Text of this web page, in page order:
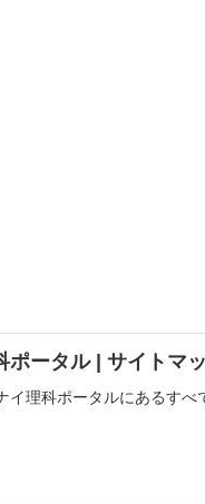
ポータル | サイトマ
イ理科ポータルにあるすべ